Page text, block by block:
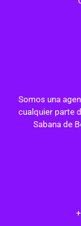
Somos una
cualquier parte
Sabana de